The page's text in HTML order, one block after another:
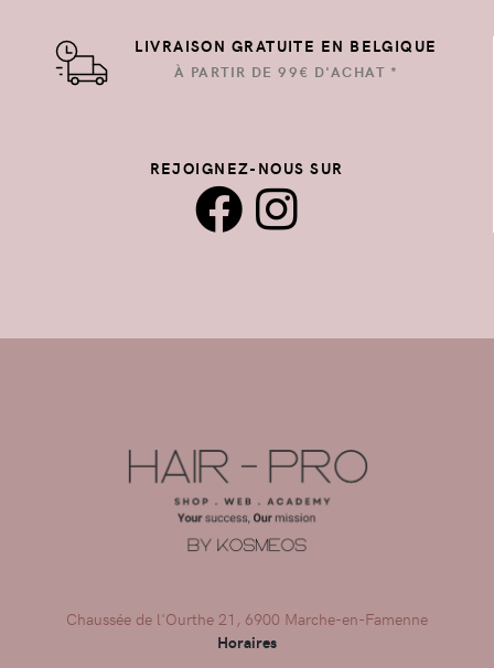
LIVRAISON GRATUITE EN BELGIQUE
À PARTIR DE 99€ D'ACHAT *
REJOIGNEZ-NOUS SUR
Chaussée de l'Ourthe 21, 6900 Marche-en-Famenne
Horaires